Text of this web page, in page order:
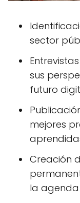
sector
sus
futuro
mejores
Creación
la